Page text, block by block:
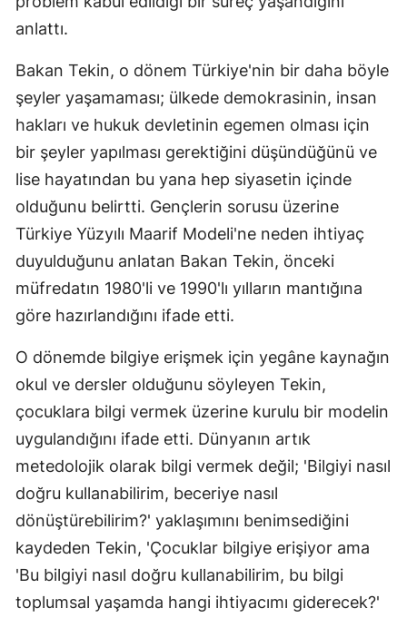
anlattı.
Bakan Tekin, o dönem Türkiye'nin bir daha böyle
şeyler yaşamaması; ülkede demokrasinin, insan
hakları ve hukuk devletinin egemen olması için
bir şeyler yapılması gerektiğini düşündüğünü ve
lise hayatından bu yana hep siyasetin içinde
olduğunu belirtti. Gençlerin sorusu üzerine
Türkiye Yüzyılı Maarif Modeli'ne neden ihtiyaç
duyulduğunu anlatan Bakan Tekin, önceki
müfredatın 1980'li ve 1990'lı yılların mantığına
göre hazırlandığını ifade etti.
O dönemde bilgiye erişmek için yegâne kaynağın
okul ve dersler olduğunu söyleyen Tekin,
çocuklara bilgi vermek üzerine kurulu bir modelin
uygulandığını ifade etti. Dünyanın artık
metedolojik olarak bilgi vermek değil; 'Bilgiyi nasıl
doğru kullanabilirim, beceriye nasıl
dönüştürebilirim?' yaklaşımını benimsediğini
kaydeden Tekin, 'Çocuklar bilgiye erişiyor ama
'Bu bilgiyi nasıl doğru kullanabilirim, bu bilgi
toplumsal yaşamda hangi ihtiyacımı giderecek?'